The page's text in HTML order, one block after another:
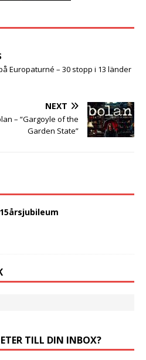
Europaturné – 30 stopp i 13 länder
NEXT
– “Gargoyle of the
Garden State”
TILL DIN INBOX?